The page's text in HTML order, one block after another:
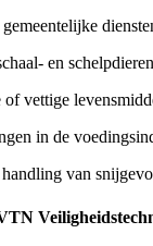
en
of vettige
in de
van